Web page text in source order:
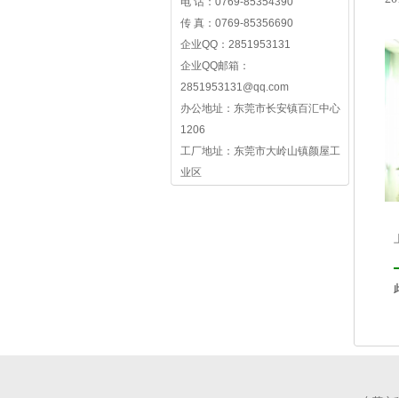
传 真：0769-85356690
企业QQ：2851953131
企业QQ邮箱：
2851953131@qq.com
办公地址：东莞市长安镇百汇中心
1206
工厂地址：东莞市大岭山镇颜屋工
业区